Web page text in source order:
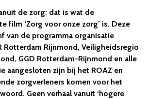
de zorg: dat is wat de
film ‘Zorg voor onze zorg’ is. Deze
van de programma organisatie
Rotterdam Rijnmond, Veiligheidsregio
GGD Rotterdam-Rijnmond en alle
aangesloten zijn bij het ROAZ en
zorgverleners komen voor het
Geen verhaal vanuit ‘hogere